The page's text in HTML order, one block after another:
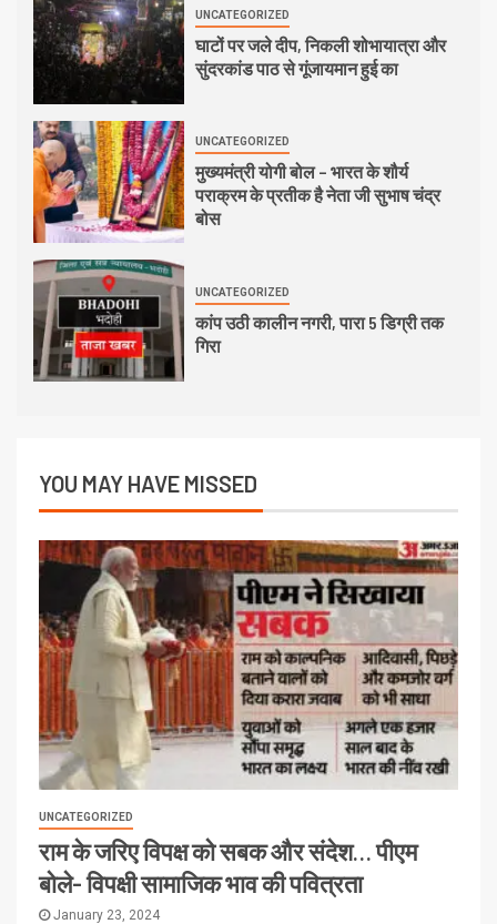
UNCATEGORIZED
घाटों पर जले दीप, निकली शोभायात्रा और
सुंदरकांड पाठ से गूंजायमान हुई का
UNCATEGORIZED
मुख्यमंत्री योगी बोल – भारत के शौर्य
पराक्रम के प्रतीक है नेता जी सुभाष चंद्र
बोस
UNCATEGORIZED
कांप उठी कालीन नगरी, पारा 5 डिग्री तक
गिरा
YOU MAY HAVE MISSED
UNCATEGORIZED
राम के जरिए विपक्ष को सबक और संदेश… पीएम
बोले- विपक्षी सामाजिक भाव की पवित्रता
January 23, 2024